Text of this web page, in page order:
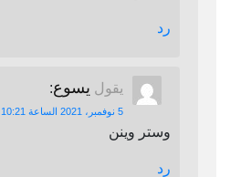
رد
يقول يسوع:
5 نوفمبر، 2021 الساعة 10:21 م
وستر وينن
رد